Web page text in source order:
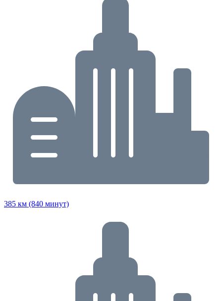
385 км (840 минут)